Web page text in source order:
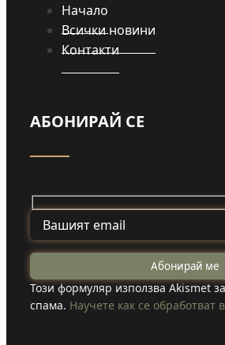
Начало
Всички новини
Контакти
АБОНИРАЙ СЕ
Този формуляр използва Akismet
спама. Научете как се обработват